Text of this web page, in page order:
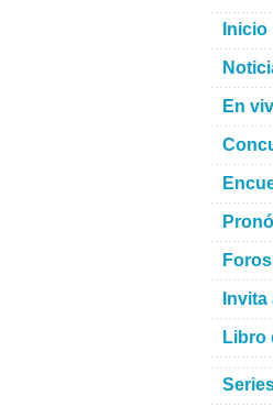
Inicio
En
Foros
Libro